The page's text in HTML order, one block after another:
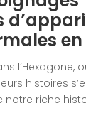
en
l’Hexagone,
histoires
notre riche